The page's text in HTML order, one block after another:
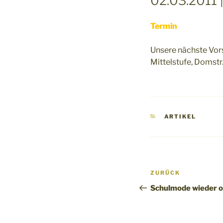
Termin
Unsere nächste
Mittelstufe,
KATEGORIEN
ARTIKEL
Vorheriger
Beitrag
ZURÜCK
Schulmode wieder